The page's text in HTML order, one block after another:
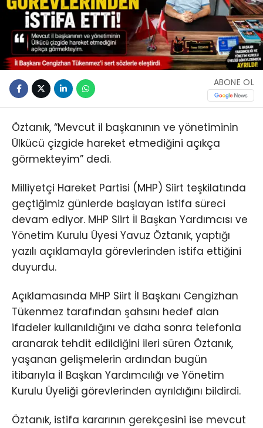
ABONE OL
Öztanık, “Mevcut il başkanının ve yönetiminin
Ülkücü çizgide hareket etmediğini açıkça
görmekteyim” dedi.
Milliyetçi Hareket Partisi (MHP) Siirt teşkilatında
geçtiğimiz günlerde başlayan istifa süreci
devam ediyor. MHP Siirt İl Başkan Yardımcısı ve
Yönetim Kurulu Üyesi Yavuz Öztanık, yaptığı
yazılı açıklamayla görevlerinden istifa ettiğini
duyurdu.
Açıklamasında MHP Siirt İl Başkanı Cengizhan
Tükenmez tarafından şahsını hedef alan
ifadeler kullanıldığını ve daha sonra telefonla
aranarak tehdit edildiğini ileri süren Öztanık,
yaşanan gelişmelerin ardından bugün
itibarıyla İl Başkan Yardımcılığı ve Yönetim
Kurulu Üyeliği görevlerinden ayrıldığını bildirdi.
Öztanık, istifa kararının gerekçesini ise mevcut